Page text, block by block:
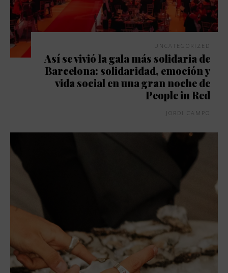
UNCATEGORIZED
Así se vivió la gala más solidaria de
Barcelona: solidaridad, emoción y
vida social en una gran noche de
People in Red
JORDI CAMPO